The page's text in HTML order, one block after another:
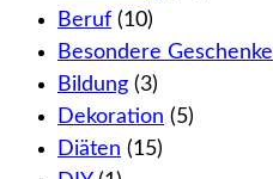
Beruf (10)
Besondere Geschenke
Bildung (3)
Dekoration (5)
Diäten (15)